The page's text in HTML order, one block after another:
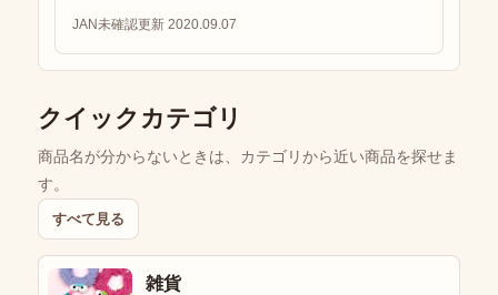
JAN未確認更新 2020.09.07
クイックカテゴリ
商品名が分からないときは、カテゴリから近い商品を探せま
す。
すべて見る
雑貨